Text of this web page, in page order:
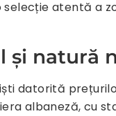
atentă a
și natură
datorită
albaneză, cu